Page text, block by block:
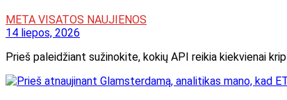
META VISATOS NAUJIENOS
14 liepos, 2026
Prieš paleidžiant sužinokite, kokių API reikia kiekvienai